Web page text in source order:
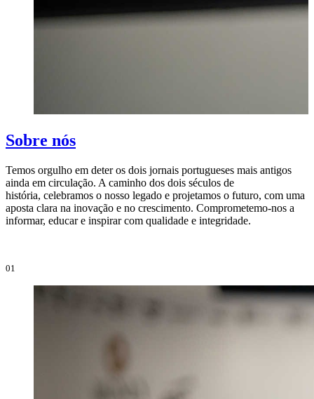
Sobre nós
Temos orgulho em deter os dois jornais portugueses mais antigos
ainda em circulação. A caminho dos dois séculos de
história, celebramos o nosso legado e projetamos o futuro, com uma
aposta clara na inovação e no crescimento. Comprometemo-nos a
informar, educar e inspirar com qualidade e integridade.
01